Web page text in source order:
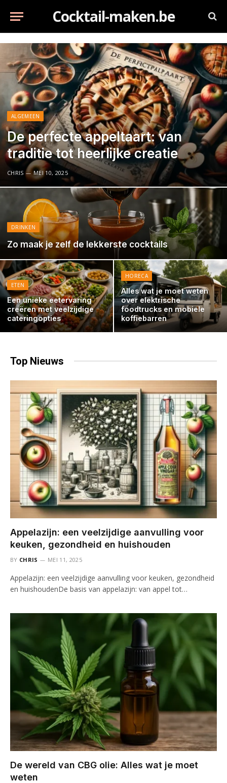
Cocktail-maken.be
ALGEMEEN
De perfecte appeltaart: van
traditie tot heerlijke creatie
CHRIS MEI 10, 2025
DRINKEN
Zo maak je zelf de lekkerste cocktails
ETEN
Een unieke eetervaring
creëren met veelzijdige
cateringopties
HORECA
Alles wat je moet weten
over elektrische
foodtrucks en mobiele
koffiebarren
Top Nieuws
Appelazijn: een veelzijdige aanvulling voor
keuken, gezondheid en huishouden
BY CHRIS MEI 11, 2025
Appelazijn: een veelzijdige aanvulling voor keuken, gezondheid
en huishoudenDe basis van appelazijn: van appel tot…
De wereld van CBG olie: Alles wat je moet
weten